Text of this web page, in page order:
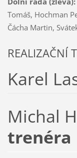
Tomáš, Hochman
Čácha Martin,
REALIZAČNÍ
Karel
Michal
trenéra